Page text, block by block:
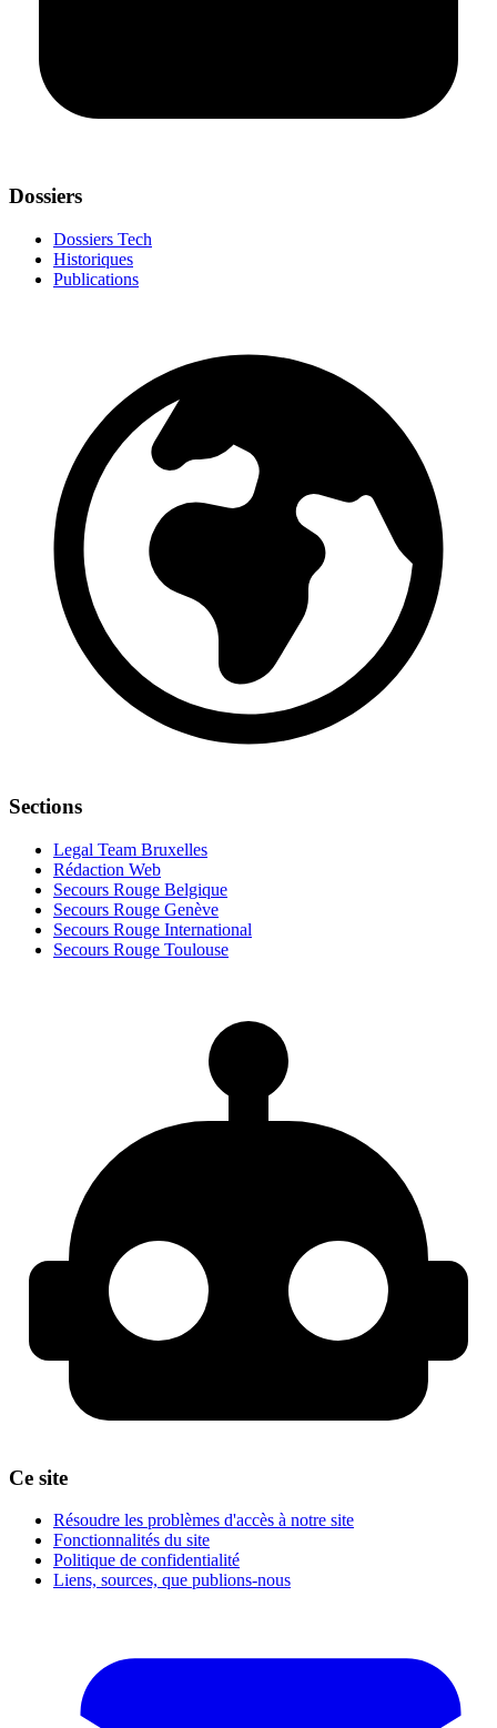
Dossiers
Dossiers Tech
Historiques
Publications
Sections
Legal Team Bruxelles
Rédaction Web
Secours Rouge Belgique
Secours Rouge Genève
Secours Rouge International
Secours Rouge Toulouse
Ce site
Résoudre les problèmes d'accès à notre site
Fonctionnalités du site
Politique de confidentialité
Liens, sources, que publions-nous